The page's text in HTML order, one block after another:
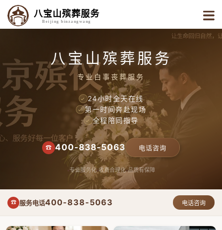
八宝山殡葬服务
Beijing binzangwang
八宝山殡葬服务
专业白事丧葬服务
✓ 24小时全天在线
✓ 第一时间奔赴现场
✓ 全程陪同指导
☎ 400-838-5063 电话咨询
专业服务化 收费合理化 品质有保障
☎ 服务电话400-838-5063 电话咨询